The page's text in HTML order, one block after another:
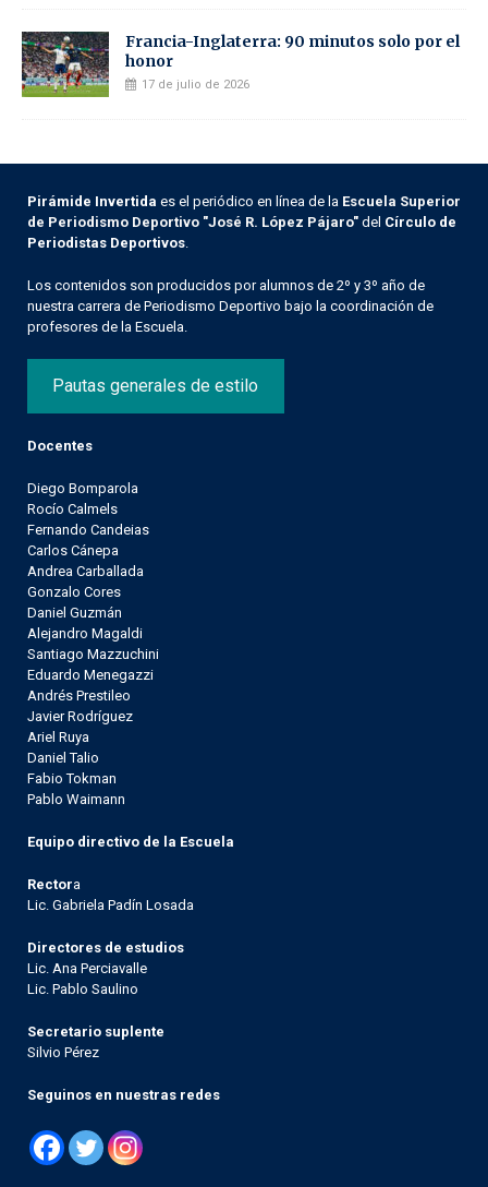
Francia-Inglaterra: 90 minutos solo por el
honor
17 de julio de 2026
Pirámide Invertida es el periódico en línea de la Escuela Superior
de Periodismo Deportivo "José R. López Pájaro" del Círculo de
Periodistas Deportivos.
Los contenidos son producidos por alumnos de 2º y 3º año de
nuestra carrera de Periodismo Deportivo bajo la coordinación de
profesores de la Escuela.
Pautas generales de estilo
Docentes
Diego Bomparola
Rocío Calmels
Fernando Candeias
Carlos Cánepa
Andrea Carballada
Gonzalo Cores
Daniel Guzmán
Alejandro Magaldi
Santiago Mazzuchini
Eduardo Menegazzi
Andrés Prestileo
Javier Rodríguez
Ariel Ruya
Daniel Talio
Fabio Tokman
Pablo Waimann
Equipo directivo de la Escuela
Rectora
Lic. Gabriela Padín Losada
Directores de estudios
Lic. Ana Perciavalle
Lic. Pablo Saulino
Secretario suplente
Silvio Pérez
Seguinos en nuestras redes